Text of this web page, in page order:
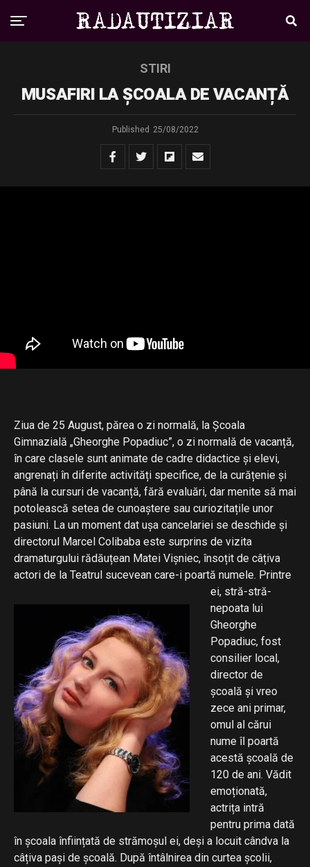
STIRI
MUSAFIRI LA ȘCOALA DE VACANȚĂ
Published 25/08/2022
Ziua de 25 August, părea o zi normală, la Școala
Gimnazială „Gheorghe Popadiuc”, o zi normală de vacanță,
în care clasele sunt animate de cadre didactice și elevi,
angrenați în diferite activități specifice, de la curățenie și
până la cursuri de vacanță, fără evaluări, dar menite să mai
potolească setea de cunoaștere sau curiozitațile unor
pasiuni. La un moment dat ușa cancelariei se deschide și
directorul Marcel Colibaba este surprins de vizita
dramaturgului rădăuțean Matei Vișniec, însoțit de câțiva
actori de la Teatrul sucevean care-i poartă numele. Printre
ei, stră-stră-
nepoata lui
Gheorghe
Popadiuc, fost
consilier local,
director de
școală și vreo
zece ani primar,
omul al cărui
nume îl poartă
acestă școală de
120 de ani. Vădit
emoționată,
actrița intră
pentru prima dată
în școala înființată de strămoșul ei, deși a locuit cândva la
câțiva pași de școală. După întâlnirea din curtea școlii,